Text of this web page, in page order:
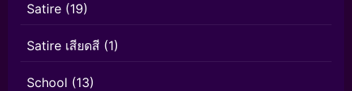
Satire (19)
Satire เสียดสี (1)
School (13)